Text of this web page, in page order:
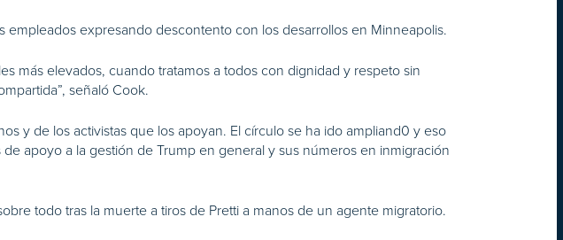
expresando descontento con los desarrollos en Minneapolis.
más elevados, cuando tratamos a todos con dignidad y respeto sin
señaló Cook.
y de los activistas que los apoyan. El círculo se ha ido ampliand0 y eso
apoyo a la gestión de Trump en general y sus números en inmigración
todo tras la muerte a tiros de Pretti a manos de un agente migratorio.